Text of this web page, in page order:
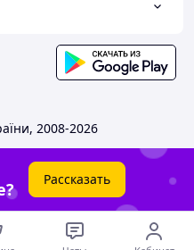
2008-2026
Рассказать